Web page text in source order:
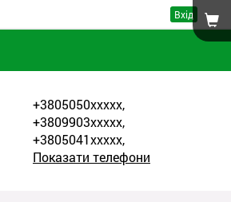
Вхід
+3805050xxxxx,
+3809903xxxxx,
+3805041xxxxx,
Показати телефони